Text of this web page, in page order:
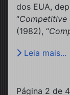
dos EUA,
“Competitive
(1982), “
Leia mais...
Página 2 de 4